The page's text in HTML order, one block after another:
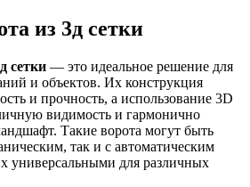
из 3д сетки
сетки — это идеальное решение для
и объектов. Их конструкция
и прочность, а использование 3D
видимость и гармонично
Такие ворота могут быть
так и с автоматическим
универсальными для различных